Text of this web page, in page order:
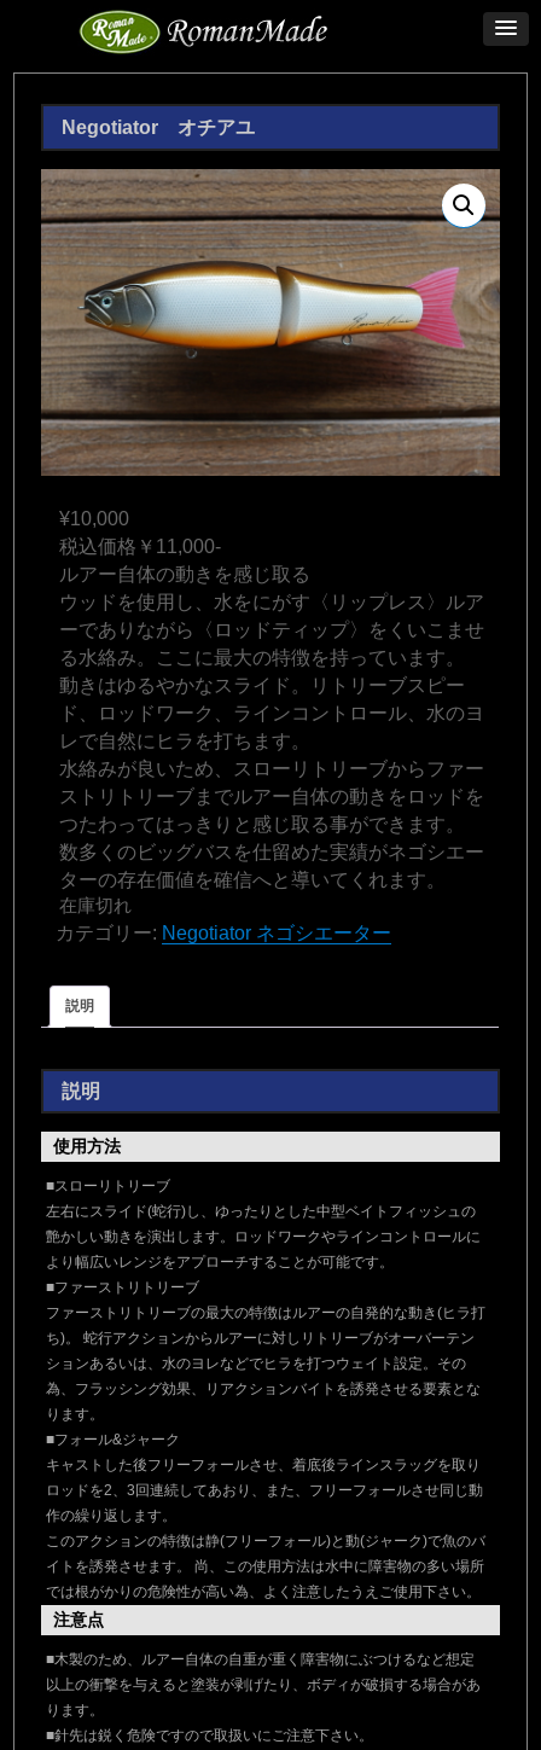
Negotiator オチアユ
¥10,000
税込価格￥11,000-
ルアー自体の動きを感じ取る
ウッドを使用し、水をにがす〈リップレス〉ルア
ーでありながら〈ロッドティップ〉をくいこませ
る水絡み。ここに最大の特徴を持っています。
動きはゆるやかなスライド。リトリーブスピー
ド、ロッドワーク、ラインコントロール、水のヨ
レで自然にヒラを打ちます。
水絡みが良いため、スローリトリーブからファー
ストリトリーブまでルアー自体の動きをロッドを
つたわってはっきりと感じ取る事ができます。
数多くのビッグバスを仕留めた実績がネゴシエー
ターの存在価値を確信へと導いてくれます。
在庫切れ
カテゴリー: Negotiator ネゴシエーター
説明
説明
使用方法
■スローリトリーブ
左右にスライド(蛇行)し、ゆったりとした中型ベイトフィッシュの
艶かしい動きを演出します。ロッドワークやラインコントロールに
より幅広いレンジをアプローチすることが可能です。
■ファーストリトリーブ
ファーストリトリーブの最大の特徴はルアーの自発的な動き(ヒラ打
ち)。 蛇行アクションからルアーに対しリトリーブがオーバーテン
ションあるいは、水のヨレなどでヒラを打つウェイト設定。その
為、フラッシング効果、リアクションバイトを誘発させる要素とな
ります。
■フォール&ジャーク
キャストした後フリーフォールさせ、着底後ラインスラッグを取り
ロッドを2、3回連続してあおり、また、フリーフォールさせ同じ動
作の繰り返します。
このアクションの特徴は静(フリーフォール)と動(ジャーク)で魚のバ
イトを誘発させます。 尚、この使用方法は水中に障害物の多い場所
では根がかりの危険性が高い為、よく注意したうえご使用下さい。
注意点
■木製のため、ルアー自体の自重が重く障害物にぶつけるなど想定
以上の衝撃を与えると塗装が剥げたり、ボディが破損する場合があ
ります。
■針先は鋭く危険ですので取扱いにご注意下さい。